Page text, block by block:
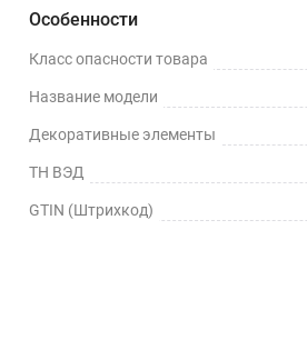
Особенности
Класс опасности товара
Название модели
Декоративные элементы
ТН ВЭД
GTIN (Штрихкод)